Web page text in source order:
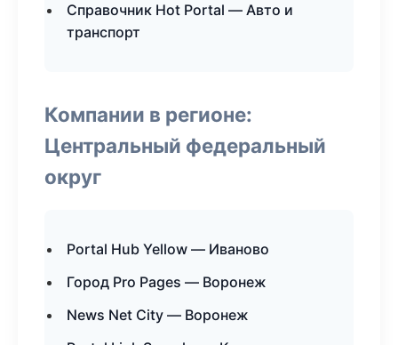
Справочник Hot Portal — Авто и
транспорт
Компании в регионе:
Центральный федеральный
округ
Portal Hub Yellow — Иваново
Город Pro Pages — Воронеж
News Net City — Воронеж